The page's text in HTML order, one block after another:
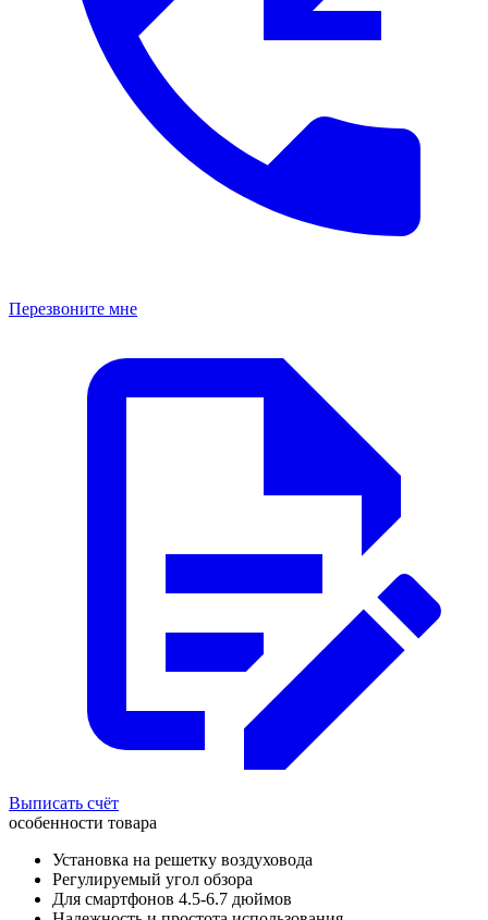
Перезвоните мне
Выписать счёт
особенности товара
Установка на решетку воздуховода
Регулируемый угол обзора
Для смартфонов 4.5-6.7 дюймов